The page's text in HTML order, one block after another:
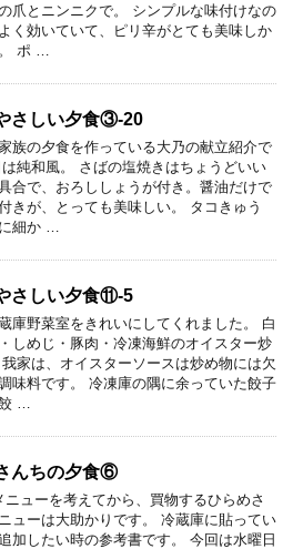
爪とニンニクで。 シンプルな味付けなの
く効いていて、ピリ辛がとても美味しか
ポ …
さしい夕食③-20
族の夕食を作っている大乃の献立紹介で
純和風。 さばの塩焼きはちょうどいい
合で、おろししょうが付き。醤油だけで
きが、とっても美味しい。 タコきゅう
細か …
さしい夕食⑪-5
庫野菜室をきれいにしてくれました。 白
しめじ・豚肉・冷凍海鮮のオイスター炒
家は、オイスターソースは炒め物には欠
味料です。 冷凍庫の隅に余っていた餃子
…
んちの夕食⑥
ニューを考えてから、買物するひらめさ
ューは大助かりです。 冷蔵庫に貼ってい
加したい時の参考書です。 今回は水曜日